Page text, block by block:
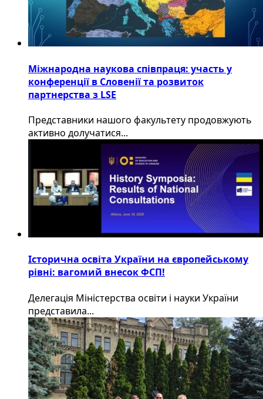
Міжнародна наукова співпраця: участь у
конференції в Словенії та розвиток
партнерства з LSE
​Представники нашого факультету продовжують
активно долучатися...
Історична освіта України на європейському
рівні: вагомий внесок ФСП!
Делегація Міністерства освіти і науки України
представила...